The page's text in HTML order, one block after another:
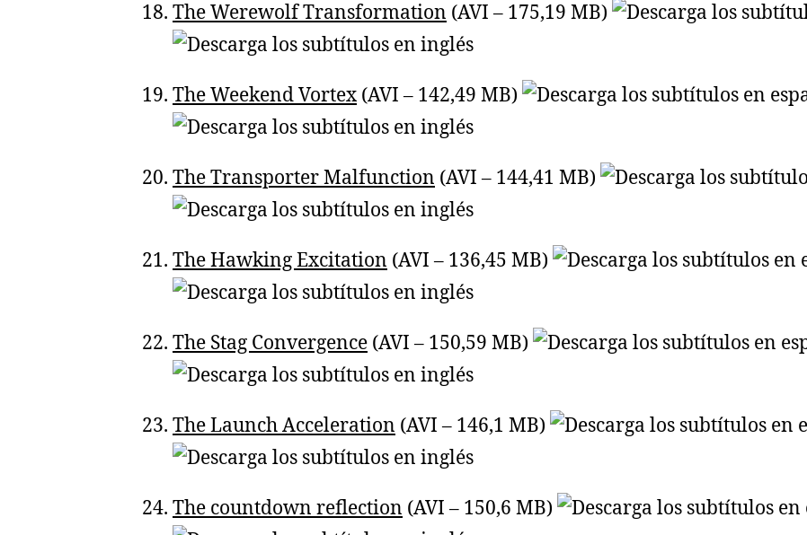
The Werewolf Transformation (AVI – 175,19 MB)
The Weekend Vortex (AVI – 142,49 MB)
The Transporter Malfunction (AVI – 144,41 MB)
The Hawking Excitation (AVI – 136,45 MB)
The Stag Convergence (AVI – 150,59 MB)
The Launch Acceleration (AVI – 146,1 MB)
The countdown reflection (AVI – 150,6 MB)